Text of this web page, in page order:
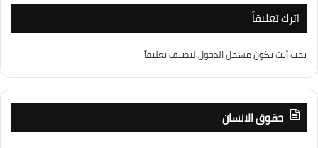
اترك تعليقاً
يجب أنت تكونمسجل الدخوللتضيف تعليقاً.
حقوق الانسان